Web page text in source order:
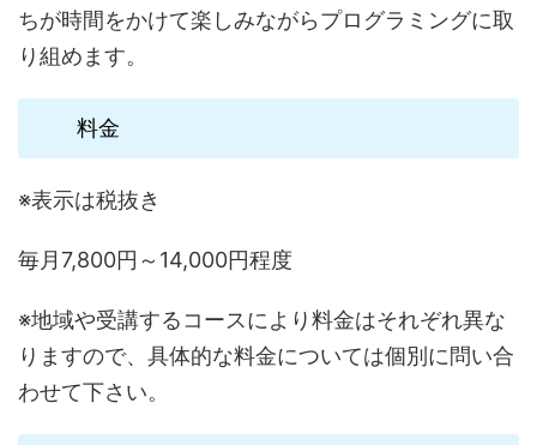
ちが時間をかけて楽しみながらプログラミングに取
り組めます。
料金
※表示は税抜き
毎月7,800円～14,000円程度
※地域や受講するコースにより料金はそれぞれ異な
りますので、具体的な料金については個別に問い合
わせて下さい。